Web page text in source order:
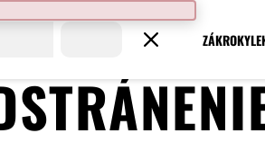
ZÁKROKY